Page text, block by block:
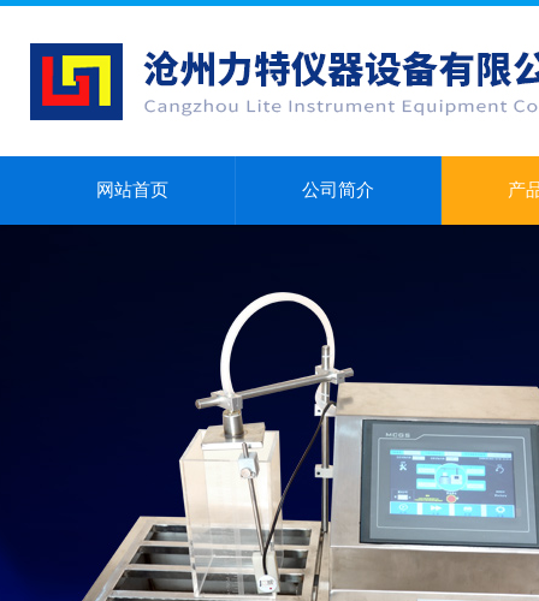
网站首页 公司简介 产